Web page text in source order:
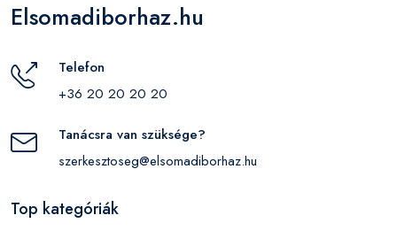
Elsomadiborhaz.hu
Telefon
+36 20 20 20 20
Tanácsra van szüksége?
szerkesztoseg@elsomadiborhaz.hu
Top kategóriák